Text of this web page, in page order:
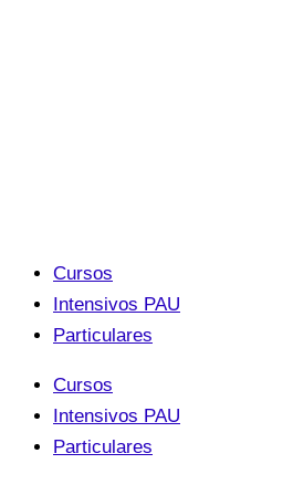
Cursos
Intensivos PAU
Particulares
Cursos
Intensivos PAU
Particulares